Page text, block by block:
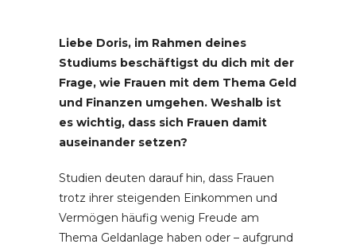
Liebe Doris, im Rahmen deines
Studiums beschäftigst du dich mit der
Frage, wie Frauen mit dem Thema Geld
und Finanzen umgehen. Weshalb ist
es wichtig, dass sich Frauen damit
auseinander setzen?
Studien deuten darauf hin, dass Frauen
trotz ihrer steigenden Einkommen und
Vermögen häufig wenig Freude am
Thema Geldanlage haben oder – aufgrund